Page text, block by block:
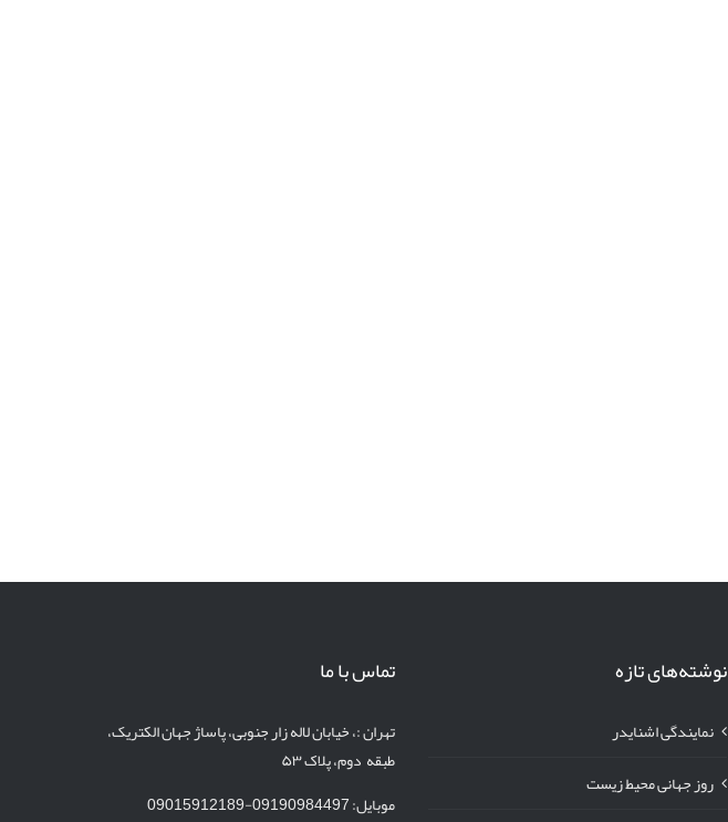
نوشته‌های تازه
نمایندگی اشنایدر
روز جهانی محیط زیست
تماس با ما
تهران :، خیابان لاله زار جنوبی، پاساژ جهان الکتریک،
طبقه دوم، پلاک ۵۳
موبایل: 09190984497-09015912189